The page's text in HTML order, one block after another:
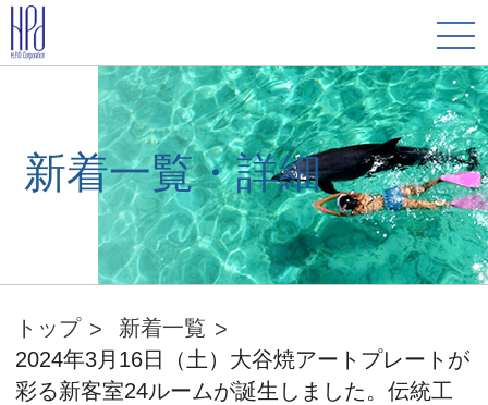
新着一覧・詳細
トップ
新着一覧
2024年3月16日（土）大谷焼アートプレートが
彩る新客室24ルームが誕生しました。伝統工